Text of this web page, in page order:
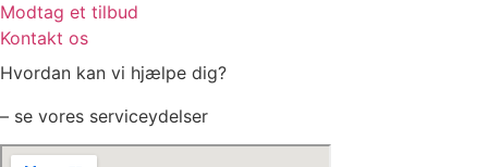
Modtag et tilbud
Kontakt os
Hvordan kan vi hjælpe dig?
– se vores serviceydelser